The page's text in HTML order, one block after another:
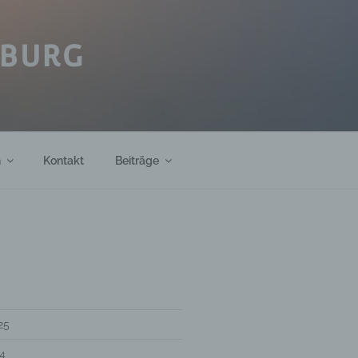
Kontakt Beiträge